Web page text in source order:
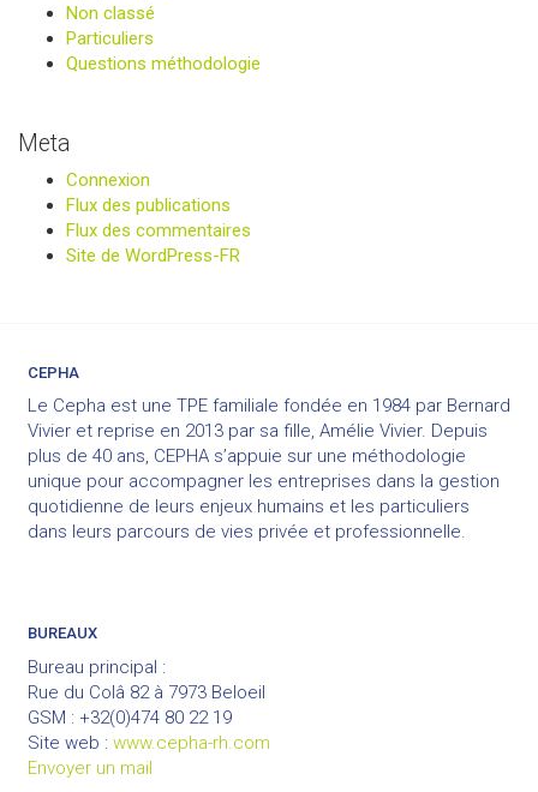
Non classé
Particuliers
Questions méthodologie
Meta
Connexion
Flux des publications
Flux des commentaires
Site de WordPress-FR
CEPHA
Le Cepha est une TPE familiale fondée en 1984 par Bernard
Vivier et reprise en 2013 par sa fille, Amélie Vivier. Depuis
plus de 40 ans, CEPHA s’appuie sur une méthodologie
unique pour accompagner les entreprises dans la gestion
quotidienne de leurs enjeux humains et les particuliers
dans leurs parcours de vies privée et professionnelle.
BUREAUX
Bureau principal :
Rue du Colâ 82 à 7973 Beloeil
GSM : +32(0)474 80 22 19
Site web : www.cepha-rh.com
Envoyer un mail